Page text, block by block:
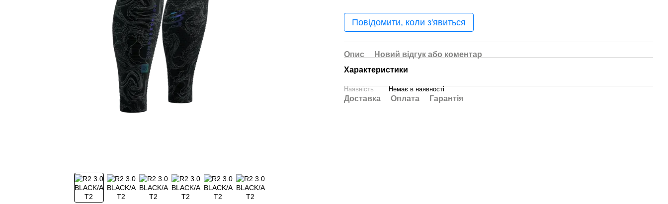
Повідомити, коли з'явиться
Опис
Новий відгук або коментар
Характеристики
Наявність Немає в наявності
Доставка Оплата Гарантія